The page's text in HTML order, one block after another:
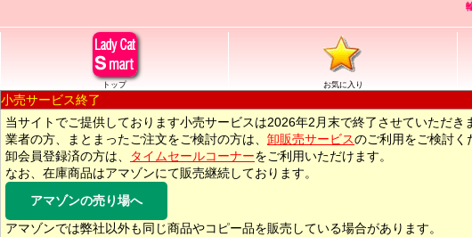
トップ お気に入り
小売サービス終了
当サイトでご提供しております小売サービスは2026年2月末で終了させていただき
業者の方、まとまったご注文をご検討の方は、 卸販売サービスのご利用をご検討く
卸会員登録済の方は、
タイムセールコーナーをご利用いただけます。
なお、在庫商品はアマゾンにて販売継続しております。
アマゾンの売り場へ
アマゾンでは弊社以外も同じ商品やコピー品を販売している場合があります。